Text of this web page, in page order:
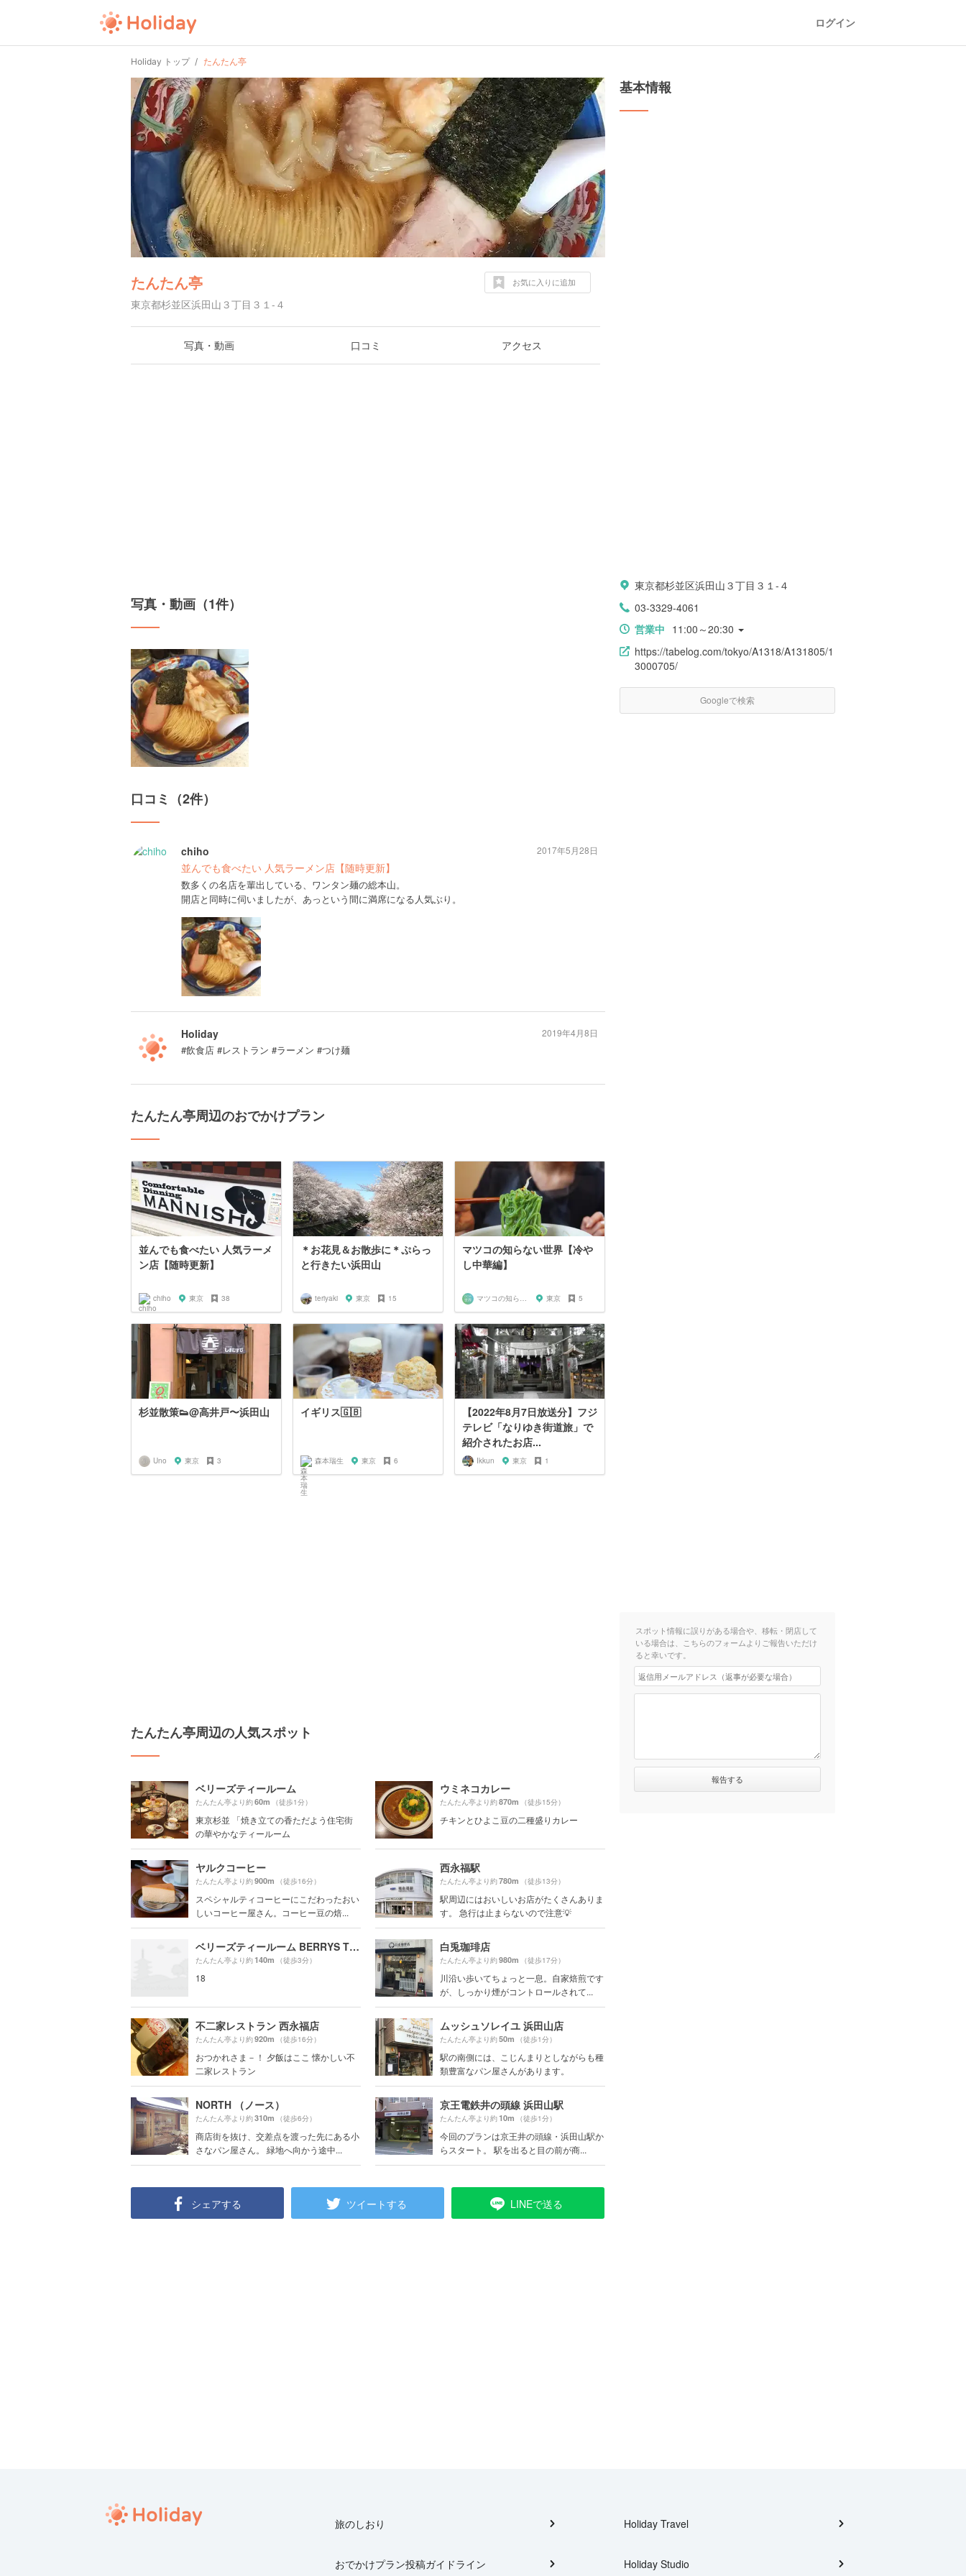
ログイン
Holiday トップ たんたん亭
たんたん亭
東京都杉並区浜田山３丁目３１-４
お気に入りに追加
写真・動画 口コミ アクセス
写真・動画（1件）
口コミ（2件）
chiho
並んでも食べたい 人気ラーメン店【随時更新】
数多くの名店を輩出している、ワンタン麺の総本山。
開店と同時に伺いましたが、あっという間に満席になる人気ぶり。
2017年5月28日
Holiday
#飲食店 #レストラン #ラーメン #つけ麺
2019年4月8日
たんたん亭周辺のおでかけプラン
並んでも食べたい 人気ラーメ
ン店【随時更新】
chiho 東京 38
＊お花見＆お散歩に＊ぷらっ
と行きたい浜田山
teriyaki 東京 15
マツコの知らない世界【冷や
し中華編】
マツコの知らない世界マニア 東京 5
杉並散策👟@高井戸〜浜田山
Uno 東京 3
イギリス🇬🇧
森本瑞生 東京 6
【2022年8月7日放送分】フジ
テレビ「なりゆき街道旅」で
紹介されたお店...
Ikkun 東京 1
たんたん亭周辺の人気スポット
ベリーズティールーム
たんたん亭より約60m （徒歩1分）
東京杉並 「焼き立ての香ただよう住宅街
の華やかなティールーム
ウミネコカレー
たんたん亭より約870m （徒歩15分）
チキンとひよこ豆の二種盛りカレー
ヤルクコーヒー
たんたん亭より約900m （徒歩16分）
スペシャルティコーヒーにこだわったおい
しいコーヒー屋さん。コーヒー豆の焙...
西永福駅
たんたん亭より約780m （徒歩13分）
駅周辺にはおいしいお店がたくさんありま
す。 急行は止まらないので注意💡
ベリーズティールーム BERRYS TEA ROOM
たんたん亭より約140m （徒歩3分）
18
白兎珈琲店
たんたん亭より約980m （徒歩17分）
川沿い歩いてちょっと一息。自家焙煎です
が、しっかり煙がコントロールされて...
不二家レストラン 西永福店
たんたん亭より約920m （徒歩16分）
おつかれさま－！ 夕飯はここ 懐かしい不
二家レストラン
ムッシュソレイユ 浜田山店
たんたん亭より約50m （徒歩1分）
駅の南側には、こじんまりとしながらも種
類豊富なパン屋さんがあります。
NORTH （ノース）
たんたん亭より約310m （徒歩6分）
商店街を抜け、交差点を渡った先にある小
さなパン屋さん。 緑地へ向かう途中...
京王電鉄井の頭線 浜田山駅
たんたん亭より約10m （徒歩1分）
今回のプランは京王井の頭線・浜田山駅か
らスタート。 駅を出ると目の前が商...
シェアする ツイートする LINEで送る
基本情報
東京都杉並区浜田山３丁目３１-４
03-3329-4061
営業中 11:00～20:30
https://tabelog.com/tokyo/A1318/A131805/1
3000705/
Googleで検索
スポット情報に誤りがある場合や、移転・閉店して
いる場合は、こちらのフォームよりご報告いただけ
ると幸いです。
旅のしおり
おでかけプラン投稿ガイドライン
Holiday Travel
Holiday Studio